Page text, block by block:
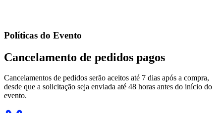
Políticas do Evento
Cancelamento de pedidos pagos
Cancelamentos de pedidos serão aceitos até 7 dias após a compra,
desde que a solicitação seja enviada até 48 horas antes do início do
evento.